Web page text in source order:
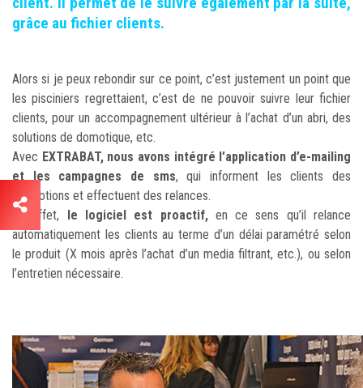
grâce au fichier clients.
Alors si je peux rebondir sur ce point, c’est justement un point que
les pisciniers regrettaient, c’est de ne pouvoir suivre leur fichier
clients, pour un accompagnement ultérieur à l’achat d’un abri, des
solutions de domotique, etc.
Avec EXTRABAT, nous avons intégré l’application d’e-mailing
et les campagnes de sms, qui informent les clients des
promotions et effectuent des relances.
En effet, le logiciel est proactif,en ce sens qu’il relance
automatiquement les clients au terme d’un délai paramétré selon
le produit (X mois après l’achat d’un media filtrant, etc.), ou selon
l’entretien nécessaire.